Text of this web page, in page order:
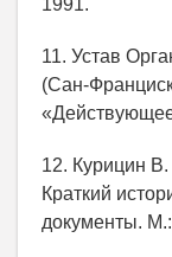
1991.
11. Устав
(Сан-
12. Курицин
Краткий
документы.